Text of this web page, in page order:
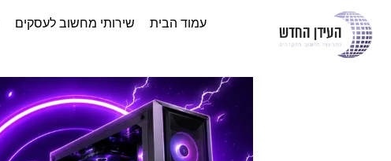
עמוד הבית שירותי מחשוב לעסקים